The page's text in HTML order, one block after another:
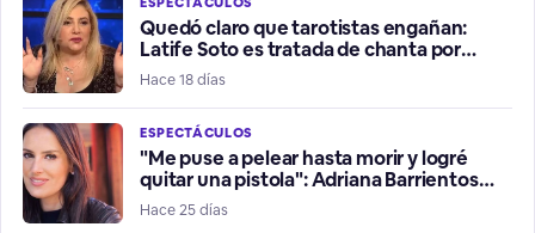
Quedó claro que tarotistas engañan:
Latife Soto es tratada de chanta por
fallidos presagios del Mundial
Hace 18 días
ESPECTÁCULOS
"Me puse a pelear hasta morir y logré
quitar una pistola": Adriana Barrientos
relata violento robo de su vehículo
Hace 25 días